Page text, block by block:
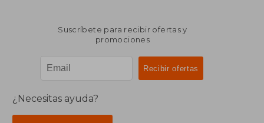
Suscríbete para recibir ofertas y
promociones
¿Necesitas ayuda?